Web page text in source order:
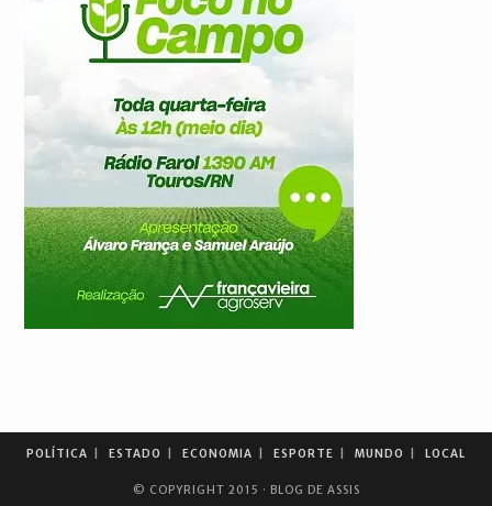
POLÍTICA ESTADO ECONOMIA ESPORTE MUNDO LOCAL
© COPYRIGHT 2015 · BLOG DE ASSIS